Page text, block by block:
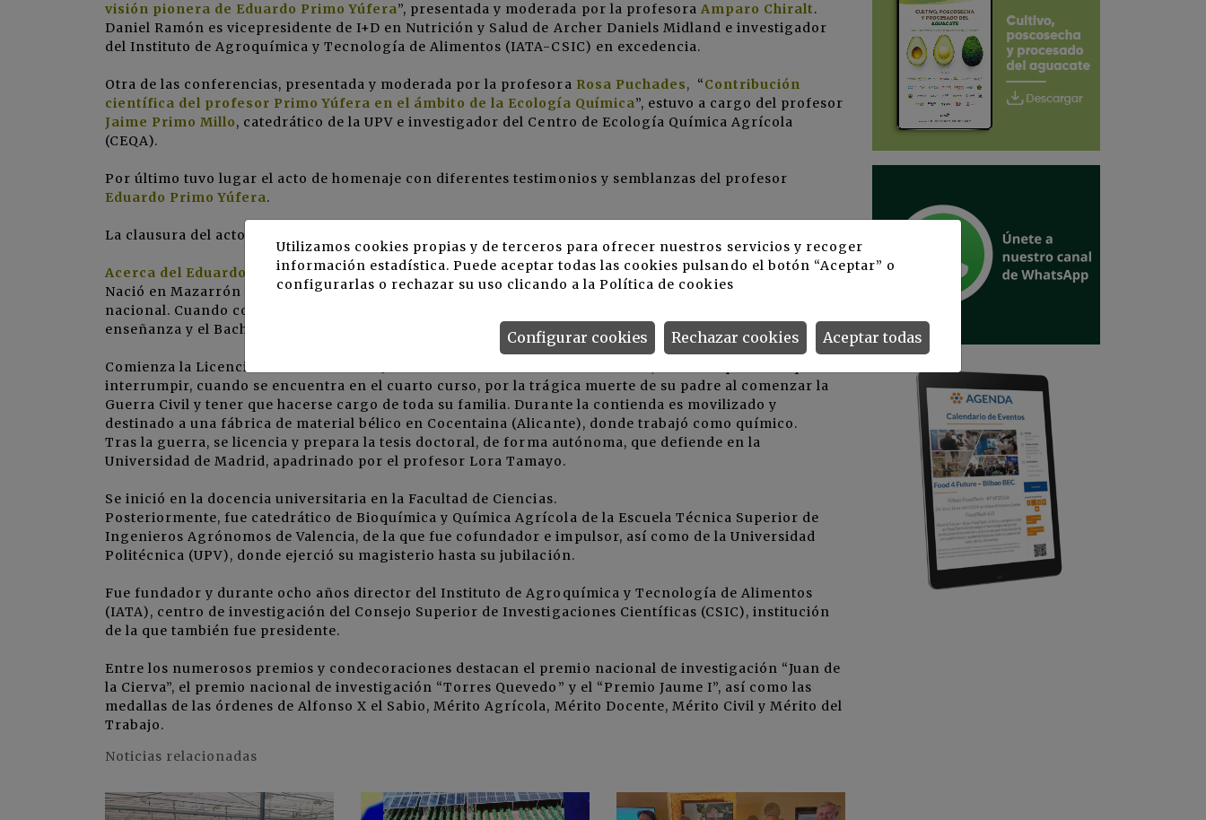
visión pionera de Eduardo Primo Yúfera”, presentada y moderada por la profesora Amparo Chiralt.
Daniel Ramón es vicepresidente de I+D en Nutrición y Salud de Archer Daniels Midland e investigador
del Instituto de Agroquímica y Tecnología de Alimentos (IATA-CSIC) en excedencia.
Otra de las conferencias, presentada y moderada por la profesora Rosa Puchades, “Contribución
científica del profesor Primo Yúfera en el ámbito de la Ecología Química”, estuvo a cargo del profesor
Jaime Primo Millo, catedrático de la UPV e investigador del Centro de Ecología Química Agrícola
(CEQA).
Por último tuvo lugar el acto de homenaje con diferentes testimonios y semblanzas del profesor
Eduardo Primo Yúfera.
La clausura del acto corrió a cargo de
Acerca del Eduardo Primo Yúfera
Nació en Mazarrón (Murcia) el 1 de abril de 1918, donde su padre estaba destinado como maestro
nacional. Cuando contaba con cinco años, su familia vuelve a Carlet (Valencia) y allí cursa la primera
enseñanza y el Bachillerato, como alumno libre del Instituto "Luis Vives" de Valencia.
Comienza la Licenciatura en Ciencias Químicas en la Universidad de Valencia, estudios que tiene que
interrumpir, cuando se encuentra en el cuarto curso, por la trágica muerte de su padre al comenzar la
Guerra Civil y tener que hacerse cargo de toda su familia. Durante la contienda es movilizado y
destinado a una fábrica de material bélico en Cocentaina (Alicante), donde trabajó como químico.
Tras la guerra, se licencia y prepara la tesis doctoral, de forma autónoma, que defiende en la
Universidad de Madrid, apadrinado por el profesor Lora Tamayo.
Se inició en la docencia universitaria en la Facultad de Ciencias.
Posteriormente, fue catedrático de Bioquímica y Química Agrícola de la Escuela Técnica Superior de
Ingenieros Agrónomos de Valencia, de la que fue cofundador e impulsor, así como de la Universidad
Politécnica (UPV), donde ejerció su magisterio hasta su jubilación.
Fue fundador y durante ocho años director del Instituto de Agroquímica y Tecnología de Alimentos
(IATA), centro de investigación del Consejo Superior de Investigaciones Científicas (CSIC), institución
de la que también fue presidente.
Entre los numerosos premios y condecoraciones destacan el premio nacional de investigación “Juan de
la Cierva”, el premio nacional de investigación “Torres Quevedo” y el “Premio Jaume I”, así como las
medallas de las órdenes de Alfonso X el Sabio, Mérito Agrícola, Mérito Docente, Mérito Civil y Mérito del
Trabajo.
Noticias relacionadas
Utilizamos cookies propias y de terceros para ofrecer nuestros servicios y recoger
información estadística. Puede aceptar todas las cookies pulsando el botón “Aceptar” o
configurarlas o rechazar su uso clicando a la Política de cookies
Aceptar todas
Rechazar cookies
Configurar cookies